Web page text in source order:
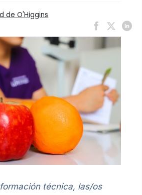
de O'Higgins
técnica, las/os